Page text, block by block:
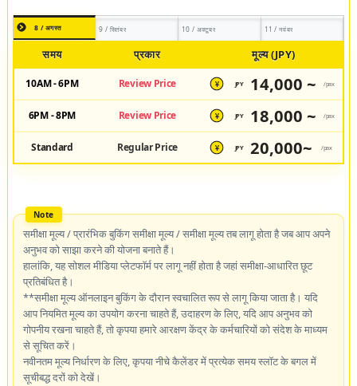
8 / अगस्त 9 / सितंबर 10 / अक्टूबर 11 / नवंबर
समय प्रकार मूल्य (JPY)
10AM - 6PM Review Price ¥ JPY 14,000 ~ /pax
6PM - 8PM Review Price ¥ JPY 18,000 ~ /pax
Standard Regular Price ¥ JPY 20,000~ /pax
समीक्षा मूल्य / प्रारंभिक बुकिंग समीक्षा मूल्य / समीक्षा मूल्य तब लागू होता है जब आप अपने
अनुभव को साझा करने की योजना बनाते हैं।
हालांकि, यह सोशल मीडिया प्लेटफॉर्म पर लागू नहीं होता है जहां समीक्षा-आधारित छूट
प्रतिबंधित है।
**समीक्षा मूल्य ऑनलाइन बुकिंग के दौरान स्वचालित रूप से लागू किया जाता है। यदि
आप नियमित मूल्य का उपयोग करना चाहते हैं, उदाहरण के लिए, यदि आप अनुभव को
गोपनीय रखना चाहते हैं, तो कृपया हमारे आरक्षण केंद्र के कर्मचारियों को संदेश के माध्यम
से सूचित करें।
नवीनतम मूल्य निर्धारण के लिए, कृपया नीचे कैलेंडर में प्रत्येक समय स्लॉट के बगल में
सूचीबद्ध दरों को देखें।